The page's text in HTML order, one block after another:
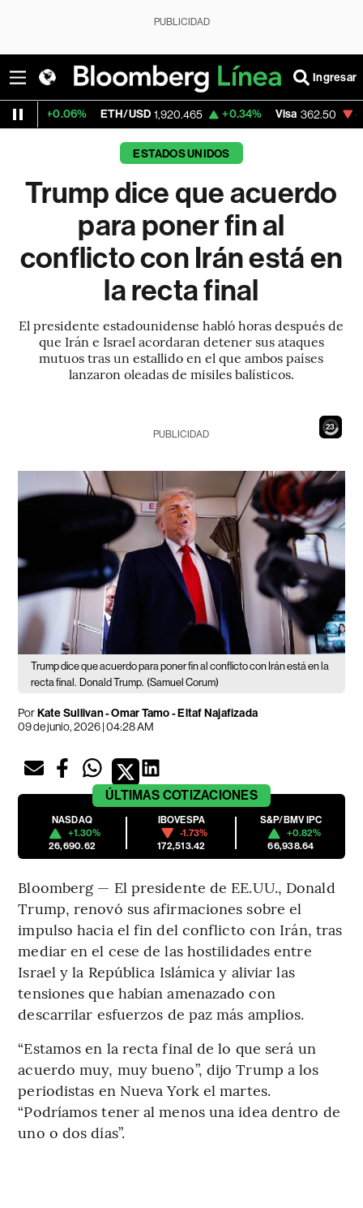
PUBLICIDAD
Ingresar
ETH/USD 1,920.465 +0.34% Visa 362.50 -2.15%
ESTADOS UNIDOS
Trump dice que acuerdo
para poner fin al
conflicto con Irán está en
la recta final
El presidente estadounidense habló horas después de
que Irán e Israel acordaran detener sus ataques
mutuos tras un estallido en el que ambos países
lanzaron oleadas de misiles balísticos.
21
PUBLICIDAD
Trump dice que acuerdo para poner fin al conflicto con Irán está en la
recta final. Donald Trump. (Samuel Corum)
PorKate Sullivan - Omar Tamo - Eltaf Najafizada
09 de junio, 2026 | 04:28 AM
ÚLTIMAS COTIZACIONES
NASDAQ
+1.30%
26,690.62
IBOVESPA
-1.73%
172,513.42
S&P/BMV IPC
+0.82%
66,938.64
Bloomberg — El presidente de EE.UU., Donald
Trump, renovó sus afirmaciones sobre el
impulso hacia el fin del conflicto con Irán, tras
mediar en el cese de las hostilidades entre
Israel y la República Islámica y aliviar las
tensiones que habían amenazado con
descarrilar esfuerzos de paz más amplios.
“Estamos en la recta final de lo que será un
acuerdo muy, muy bueno”, dijo Trump a los
periodistas en Nueva York el martes.
“Podríamos tener al menos una idea dentro de
uno o dos días”.